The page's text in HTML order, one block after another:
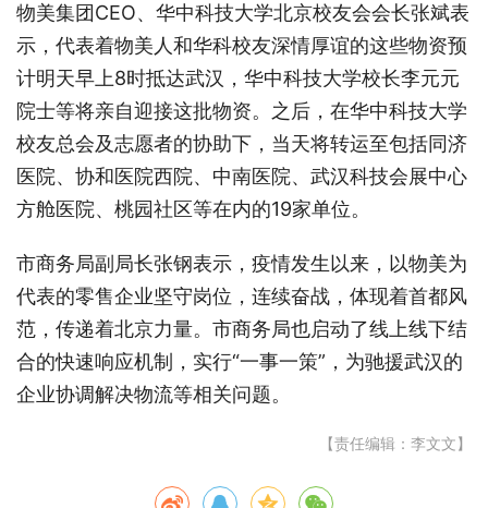
物美集团CEO、华中科技大学北京校友会会长张斌表
示，代表着物美人和华科校友深情厚谊的这些物资预
计明天早上8时抵达武汉，华中科技大学校长李元元
院士等将亲自迎接这批物资。之后，在华中科技大学
校友总会及志愿者的协助下，当天将转运至包括同济
医院、协和医院西院、中南医院、武汉科技会展中心
方舱医院、桃园社区等在内的19家单位。
市商务局副局长张钢表示，疫情发生以来，以物美为
代表的零售企业坚守岗位，连续奋战，体现着首都风
范，传递着北京力量。市商务局也启动了线上线下结
合的快速响应机制，实行“一事一策”，为驰援武汉的
企业协调解决物流等相关问题。
【责任编辑：李文文】